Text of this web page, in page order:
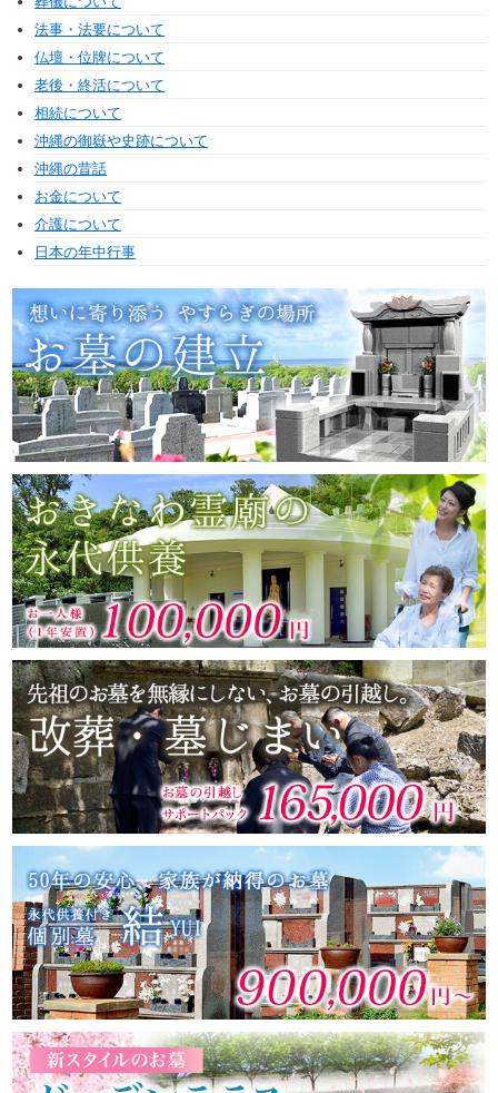
法事・法要について
仏壇・位牌について
老後・終活について
相続について
沖縄の御嶽や史跡について
沖縄の昔話
お金について
介護について
日本の年中行事